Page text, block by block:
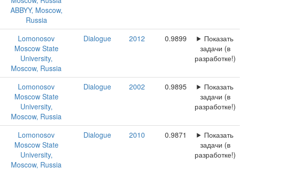
ABBYY, Moscow,
Russia
Lomonosov
Moscow State
University,
Moscow, Russia
Dialogue 2012 0.9899
Показать
задачи (в
разработке!)
Lomonosov
Moscow State
University,
Moscow, Russia
Dialogue 2002 0.9895
Показать
задачи (в
разработке!)
Lomonosov
Moscow State
University,
Moscow, Russia
Dialogue 2010 0.9871
Показать
задачи (в
разработке!)